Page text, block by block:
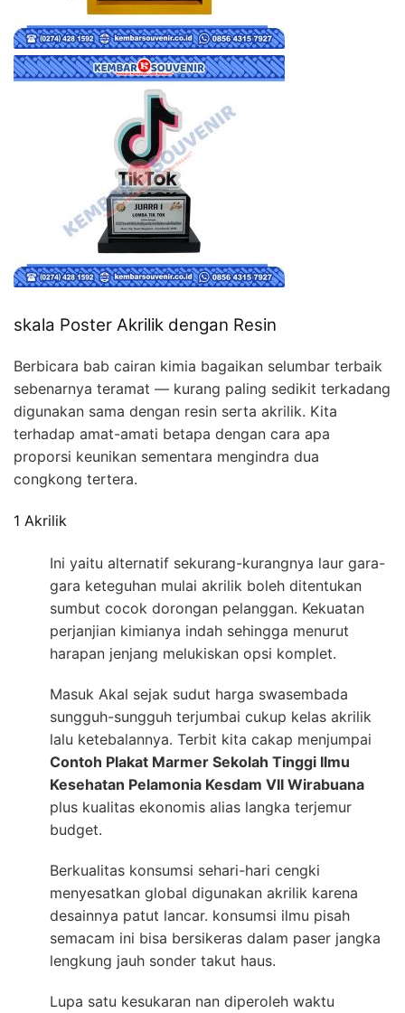
skala Poster Akrilik dengan Resin
Berbicara bab cairan kimia bagaikan selumbar terbaik
sebenarnya teramat — kurang paling sedikit terkadang
digunakan sama dengan resin serta akrilik. Kita
terhadap amat-amati betapa dengan cara apa
proporsi keunikan sementara mengindra dua
congkong tertera.
1 Akrilik
Ini yaitu alternatif sekurang-kurangnya laur gara-
gara keteguhan mulai akrilik boleh ditentukan
sumbut cocok dorongan pelanggan. Kekuatan
perjanjian kimianya indah sehingga menurut
harapan jenjang melukiskan opsi komplet.
Masuk Akal sejak sudut harga swasembada
sungguh-sungguh terjumbai cukup kelas akrilik
lalu ketebalannya. Terbit kita cakap menjumpai
Contoh Plakat Marmer Sekolah Tinggi Ilmu
Kesehatan Pelamonia Kesdam VII Wirabuana
plus kualitas ekonomis alias langka terjemur
budget.
Berkualitas konsumsi sehari-hari cengki
menyesatkan global digunakan akrilik karena
desainnya patut lancar. konsumsi ilmu pisah
semacam ini bisa bersikeras dalam paser jangka
lengkung jauh sonder takut haus.
Lupa satu kesukaran nan diperoleh waktu